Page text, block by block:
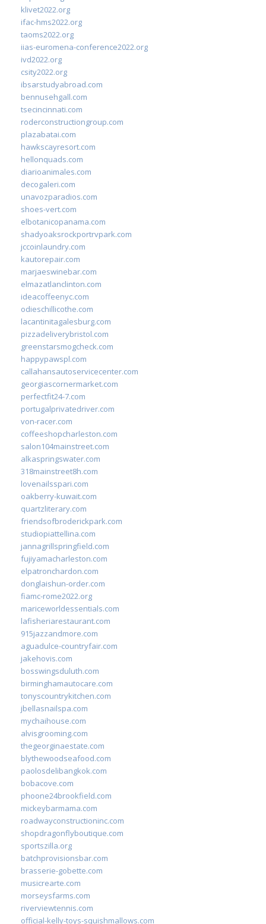
klivet2022.org
ifac-hms2022.org
taoms2022.org
iias-euromena-conference2022.org
ivd2022.org
csity2022.org
ibsarstudyabroad.com
bennusehgall.com
tsecincinnati.com
roderconstructiongroup.com
plazabatai.com
hawkscayresort.com
hellonquads.com
diarioanimales.com
decogaleri.com
unavozparadios.com
shoes-vert.com
elbotanicopanama.com
shadyoaksrockportrvpark.com
jccoinlaundry.com
kautorepair.com
marjaeswinebar.com
elmazatlanclinton.com
ideacoffeenyc.com
odieschillicothe.com
lacantinitagalesburg.com
pizzadeliverybristol.com
greenstarsmogcheck.com
happypawspl.com
callahansautoservicecenter.com
georgiascornermarket.com
perfectfit24-7.com
portugalprivatedriver.com
von-racer.com
coffeeshopcharleston.com
salon104mainstreet.com
alkaspringswater.com
318mainstreet8h.com
lovenailsspari.com
oakberry-kuwait.com
quartzliterary.com
friendsofbroderickpark.com
studiopiattellina.com
jannagrillspringfield.com
fujiyamacharleston.com
elpatronchardon.com
donglaishun-order.com
fiamc-rome2022.org
mariceworldessentials.com
lafisheriarestaurant.com
915jazzandmore.com
aguadulce-countryfair.com
jakehovis.com
bosswingsduluth.com
birminghamautocare.com
tonyscountrykitchen.com
jbellasnailspa.com
mychaihouse.com
alvisgrooming.com
thegeorginaestate.com
blythewoodseafood.com
paolosdelibangkok.com
bobacove.com
phoone24brookfield.com
mickeybarmama.com
roadwayconstructioninc.com
shopdragonflyboutique.com
sportszilla.org
batchprovisionsbar.com
brasserie-gobette.com
musicrearte.com
morseysfarms.com
riverviewtennis.com
official-kelly-toys-squishmallows.com